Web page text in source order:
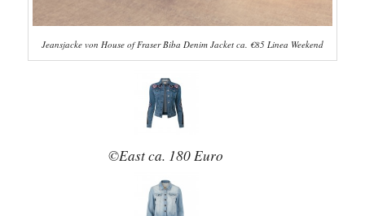
Jeansjacke von House of Fraser Biba Denim Jacket ca. €85 Linea Weekend
©East ca. 180 Euro